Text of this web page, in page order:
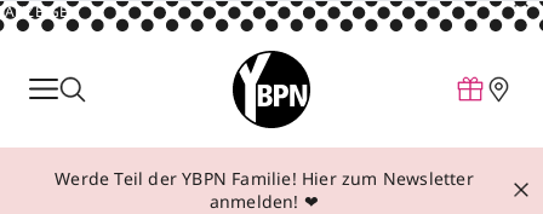
ANZEIGE
Parfum
Make-up
Werde Teil der YBPN Familie! Hier zum Newsletter
anmelden! ❤